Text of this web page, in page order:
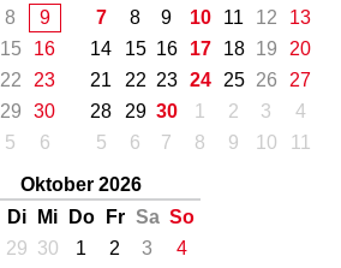
8
9
15
16
22
23
29
30
5 6
7
8 9 10 11 12
13
14
15 16 17 18 19
20
21
22 23 24 25 26
27
28
29 30 1 2 3
4
5
6 7 8 9 10 11
Oktober 2026
Di Mi Do Fr Sa So
29 30 1 2 3
4